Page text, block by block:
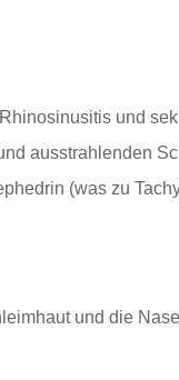
und
ausstrahlenden
(was zu
und die